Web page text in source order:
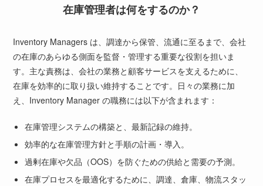
在庫管理者は何をするのか？
Inventory Managers は、調達から保管、流通に至るまで、会社
の在庫のあらゆる側面を監督・管理する重要な役割を担いま
す。主な責務は、会社の業務と顧客サービスを支えるために、
在庫を効率的に取り扱い維持することです。日々の業務に加
え、Inventory Manager の職務には以下が含まれます：
在庫管理システムの構築と、最新記録の維持。
効率的な在庫管理方針と手順の計画・導入。
過剰在庫や欠品（OOS）を防ぐための供給と需要の予測。
在庫プロセスを最適化するために、調達、倉庫、物流スタッ